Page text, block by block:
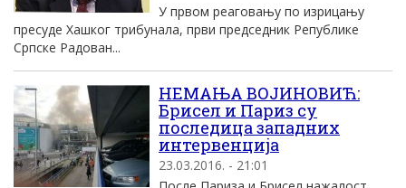
У првом реаговању по изрицању
пресуде Хашког трибунала, први председник Републике
Српске Радован...
НЕМАЊА ВОЈИНОВИЋ:
Брисел и Париз су
последица западних
интервенција
23.03.2016. - 21:01